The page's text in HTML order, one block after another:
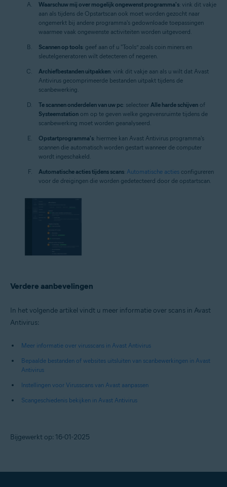
Waarschuw mij over mogelijk ongewenst programma's: vink dit vakje
aan als tijdens de Opstartscan ook moet worden gezocht naar
ongemerkt bij andere programma's gedownloade toepassingen
waarmee vaak ongewenste activiteiten worden uitgevoerd.
Scannen op tools: geef aan of u "Tools” zoals coin miners en
sleutelgeneratoren wilt detecteren of negeren.
Archiefbestanden uitpakken: vink dit vakje aan als u wilt dat Avast
Antivirus gecomprimeerde bestanden uitpakt tijdens de
scanbewerking.
Te scannen onderdelen van uw pc: selecteer Alle harde schijven of
Systeemstation om op te geven welke gegevensruimte tijdens de
scanbewerking moet worden geanalyseerd.
Opstartprogramma's: hiermee kan Avast Antivirus programma's
scannen die automatisch worden gestart wanneer de computer
wordt ingeschakeld.
Automatische acties tijdens scans: Automatische acties configureren
voor de dreigingen die worden gedetecteerd door de opstartscan.
Verdere aanbevelingen
In het volgende artikel vindt u meer informatie over scans in Avast
Antivirus:
Meer informatie over virusscans in Avast Antivirus
Bepaalde bestanden of websites uitsluiten van scanbewerkingen in Avast
Antivirus
Instellingen voor Virusscans van Avast aanpassen
Scangeschiedenis bekijken in Avast Antivirus
Bijgewerkt op: 16-01-2025